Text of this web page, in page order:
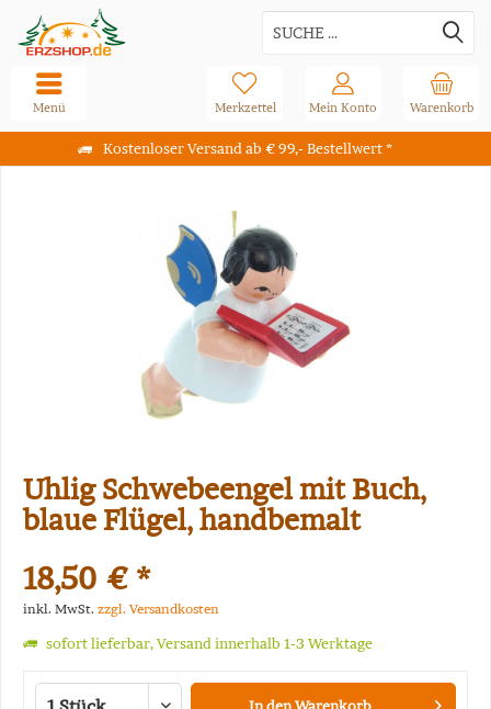
Kostenloser Versand ab € 99,- Bestellwert *
Warenkorb
Merkzettel Mein Konto
Menü
Uhlig Schwebeengel mit Buch,
blaue Flügel, handbemalt
18,50 € *
inkl. MwSt. zzgl. Versandkosten
sofort lieferbar, Versand innerhalb 1-3 Werktage